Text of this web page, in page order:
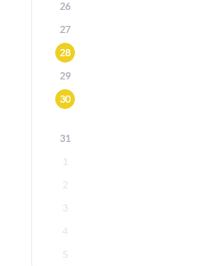
26
27
28
29
30
31
1
2
3
4
5